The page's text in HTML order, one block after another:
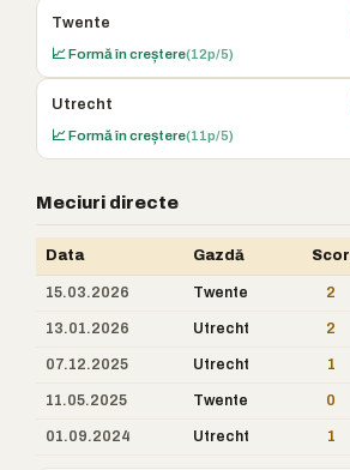
Twente
📈 Formă în creștere(12p/5)
Utrecht
📈 Formă în creștere(11p/5)
Meciuri directe
Data Gazdă Scor
15.03.2026 Twente 2
13.01.2026 Utrecht 2
07.12.2025 Utrecht 1
11.05.2025 Twente 0
01.09.2024 Utrecht 1